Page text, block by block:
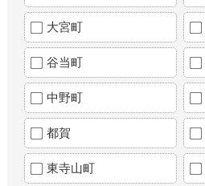
大宮町
谷当町
中野町
都賀
東寺山町